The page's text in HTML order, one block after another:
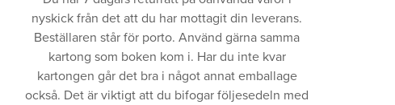
nyskick från det att du har mottagit din leverans.
Beställaren står för porto. Använd gärna samma
kartong som boken kom i. Har du inte kvar
kartongen går det bra i något annat emballage
också. Det är viktigt att du bifogar följesedeln med